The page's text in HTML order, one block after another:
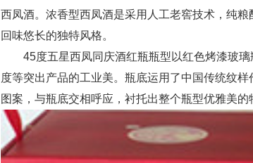
西凤酒。浓香型西凤酒是采用人工老窖技术，纯粮
回味悠长的独特风格。
45度五星西凤同庆酒红瓶瓶型以红色烤漆玻璃
度等突出产品的工业美。瓶底运用了中国传统纹
图案，与瓶底交相呼应，衬托出整个瓶型优雅美的